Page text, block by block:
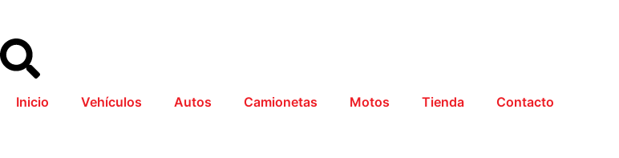
Inicio Vehículos Autos Camionetas Motos Tienda Contacto